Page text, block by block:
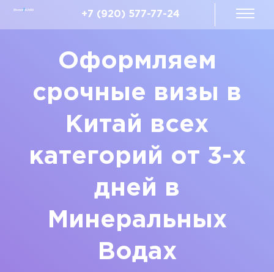
+7 (920) 577-77-24
Оформляем
срочные визы в
Китай всех
категорий от 3-х
дней в
Минеральных
Водах